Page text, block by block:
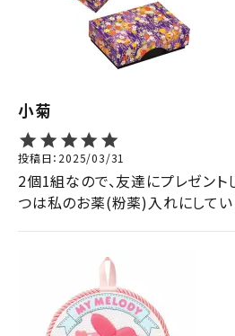
小菊
投稿日 2025/03/31
2個1組なので、友達にプレゼント
つは私のお薬(粉薬)入れにしてい